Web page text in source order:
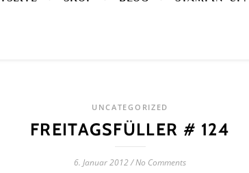
UNCATEGORIZED
FREITAGSFÜLLER # 124
6. Januar 2012/No Comments